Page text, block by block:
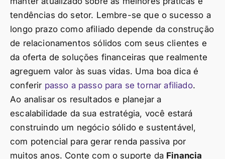
tendências do setor. Lembre-se que o sucesso a
longo prazo como afiliado depende da construção
de relacionamentos sólidos com seus clientes e
da oferta de soluções financeiras que realmente
agreguem valor às suas vidas. Uma boa dica é
conferir passo a passo para se tornar afiliado.
Ao analisar os resultados e planejar a
escalabilidade da sua estratégia, você estará
construindo um negócio sólido e sustentável,
com potencial para gerar renda passiva por
muitos anos. Conte com o suporte da Financia